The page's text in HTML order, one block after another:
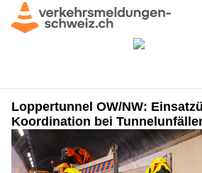
Loppertunnel OW/NW:
Koordination bei